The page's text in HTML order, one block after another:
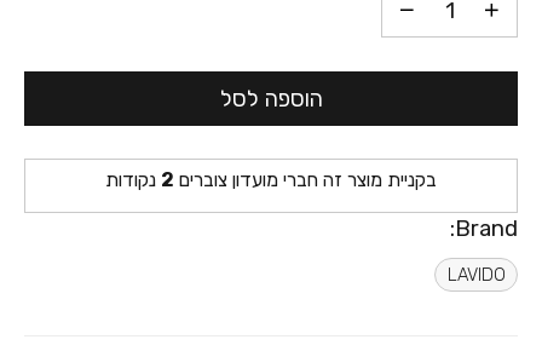
הוספה לסל
בקניית מוצר זה חברי מועדון צוברים 2 נקודות
Brand:
LAVIDO